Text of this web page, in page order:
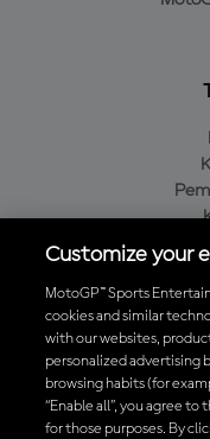
Unduh
Customize your
MotoGP™ Sports
cookies and similar
with our websites,
personalized advertising
browsing habits (for
“Enable all”, you agree
for those purposes. By